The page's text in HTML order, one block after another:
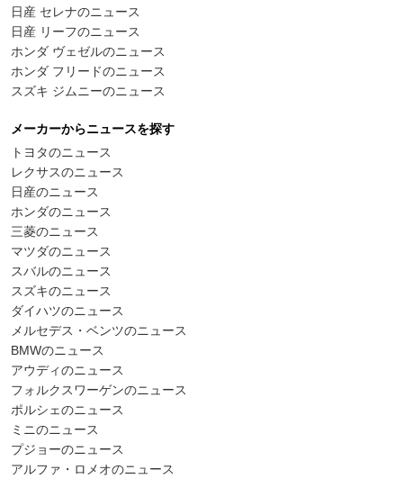
日産 セレナのニュース
日産 リーフのニュース
ホンダ ヴェゼルのニュース
ホンダ フリードのニュース
スズキ ジムニーのニュース
メーカーからニュースを探す
トヨタのニュース
レクサスのニュース
日産のニュース
ホンダのニュース
三菱のニュース
マツダのニュース
スバルのニュース
スズキのニュース
ダイハツのニュース
メルセデス・ベンツのニュース
BMWのニュース
アウディのニュース
フォルクスワーゲンのニュース
ポルシェのニュース
ミニのニュース
プジョーのニュース
アルファ・ロメオのニュース